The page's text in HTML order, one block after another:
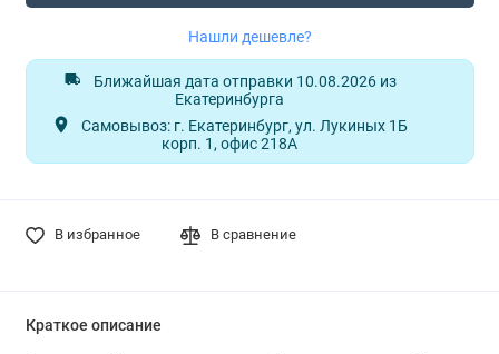
Нашли дешевле?
Ближайшая дата отправки 10.08.2026 из
Екатеринбурга
Самовывоз: г. Екатеринбург, ул. Лукиных 1Б
корп. 1, офис 218А
В избранное В сравнение
Краткое описание